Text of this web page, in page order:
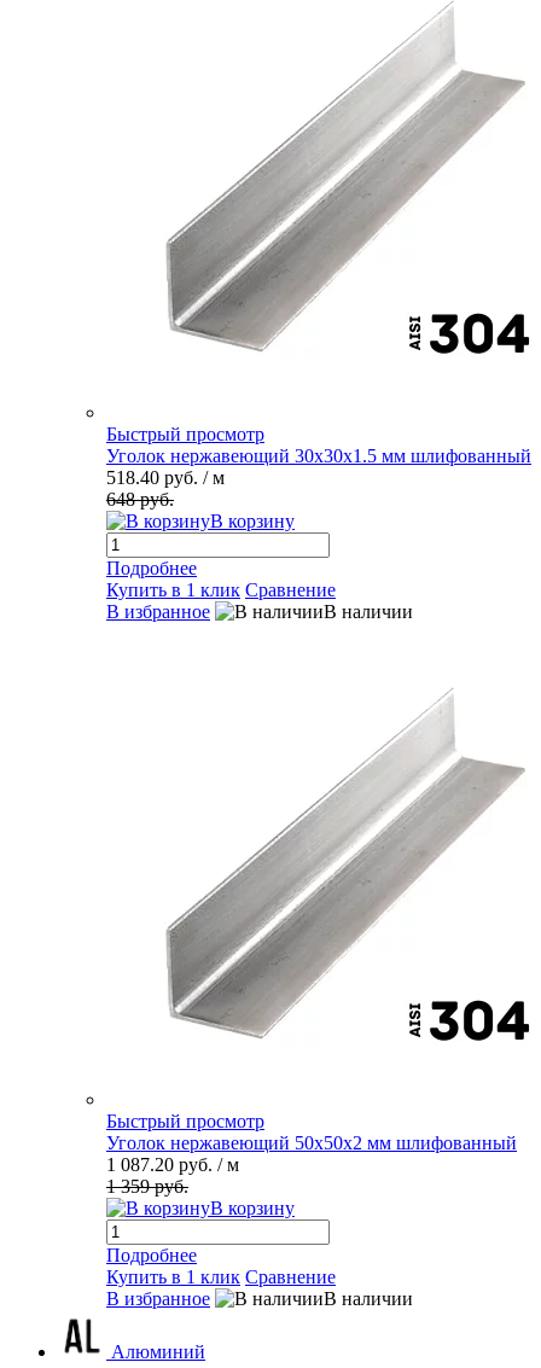
Быстрый просмотр
Уголок нержавеющий 30х30х1.5 мм шлифованный
518.40 руб. / м
648 руб.
В корзину
Подробнее
Купить в 1 клик Сравнение
В избранное
В наличии
Быстрый просмотр
Уголок нержавеющий 50х50х2 мм шлифованный
1 087.20 руб. / м
1 359 руб.
В корзину
Подробнее
Купить в 1 клик Сравнение
В избранное
В наличии
Алюминий